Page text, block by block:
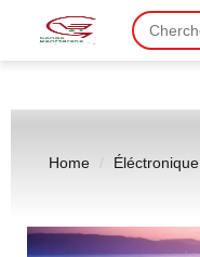
Home Éléctronique